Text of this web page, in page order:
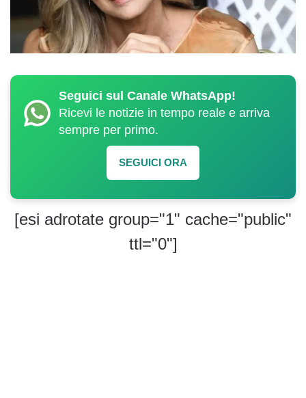
Seguici sul Canale WhatsApp!
Ricevi le notizie in tempo reale e arriva
sempre per primo.
SEGUICI ORA
[esi adrotate group="1" cache="public"
ttl="0"]